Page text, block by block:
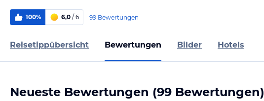
100% 6,0 / 6 99 Bewertungen
Reisetippübersicht Bewertungen Bilder Hotels
Neueste Bewertungen (99 Bewertungen)